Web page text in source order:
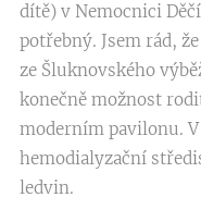
dítě) v Nemocnici
potřebný. Jsem rád,
ze Šluknovského
konečně možnost
moderním pavilonu.
hemodialyzační
ledvin.